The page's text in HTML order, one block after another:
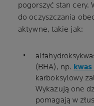
pogorszyć stan cery.
do oczyszczania
aktywne, takie jak:
(BHA), np.
karboksylowy
Wykazują one
pomagają w